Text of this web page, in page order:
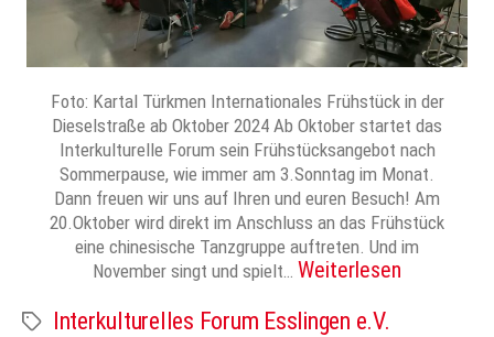
Foto: Kartal Türkmen Internationales Frühstück in der
Dieselstraße ab Oktober 2024 Ab Oktober startet das
Interkulturelle Forum sein Frühstücksangebot nach
Sommerpause, wie immer am 3.Sonntag im Monat.
Dann freuen wir uns auf Ihren und euren Besuch! Am
20.Oktober wird direkt im Anschluss an das Frühstück
eine chinesische Tanzgruppe auftreten. Und im
November singt und spielt… Weiterlesen
SchlagwörterInterkulturelles Forum Esslingen e.V.